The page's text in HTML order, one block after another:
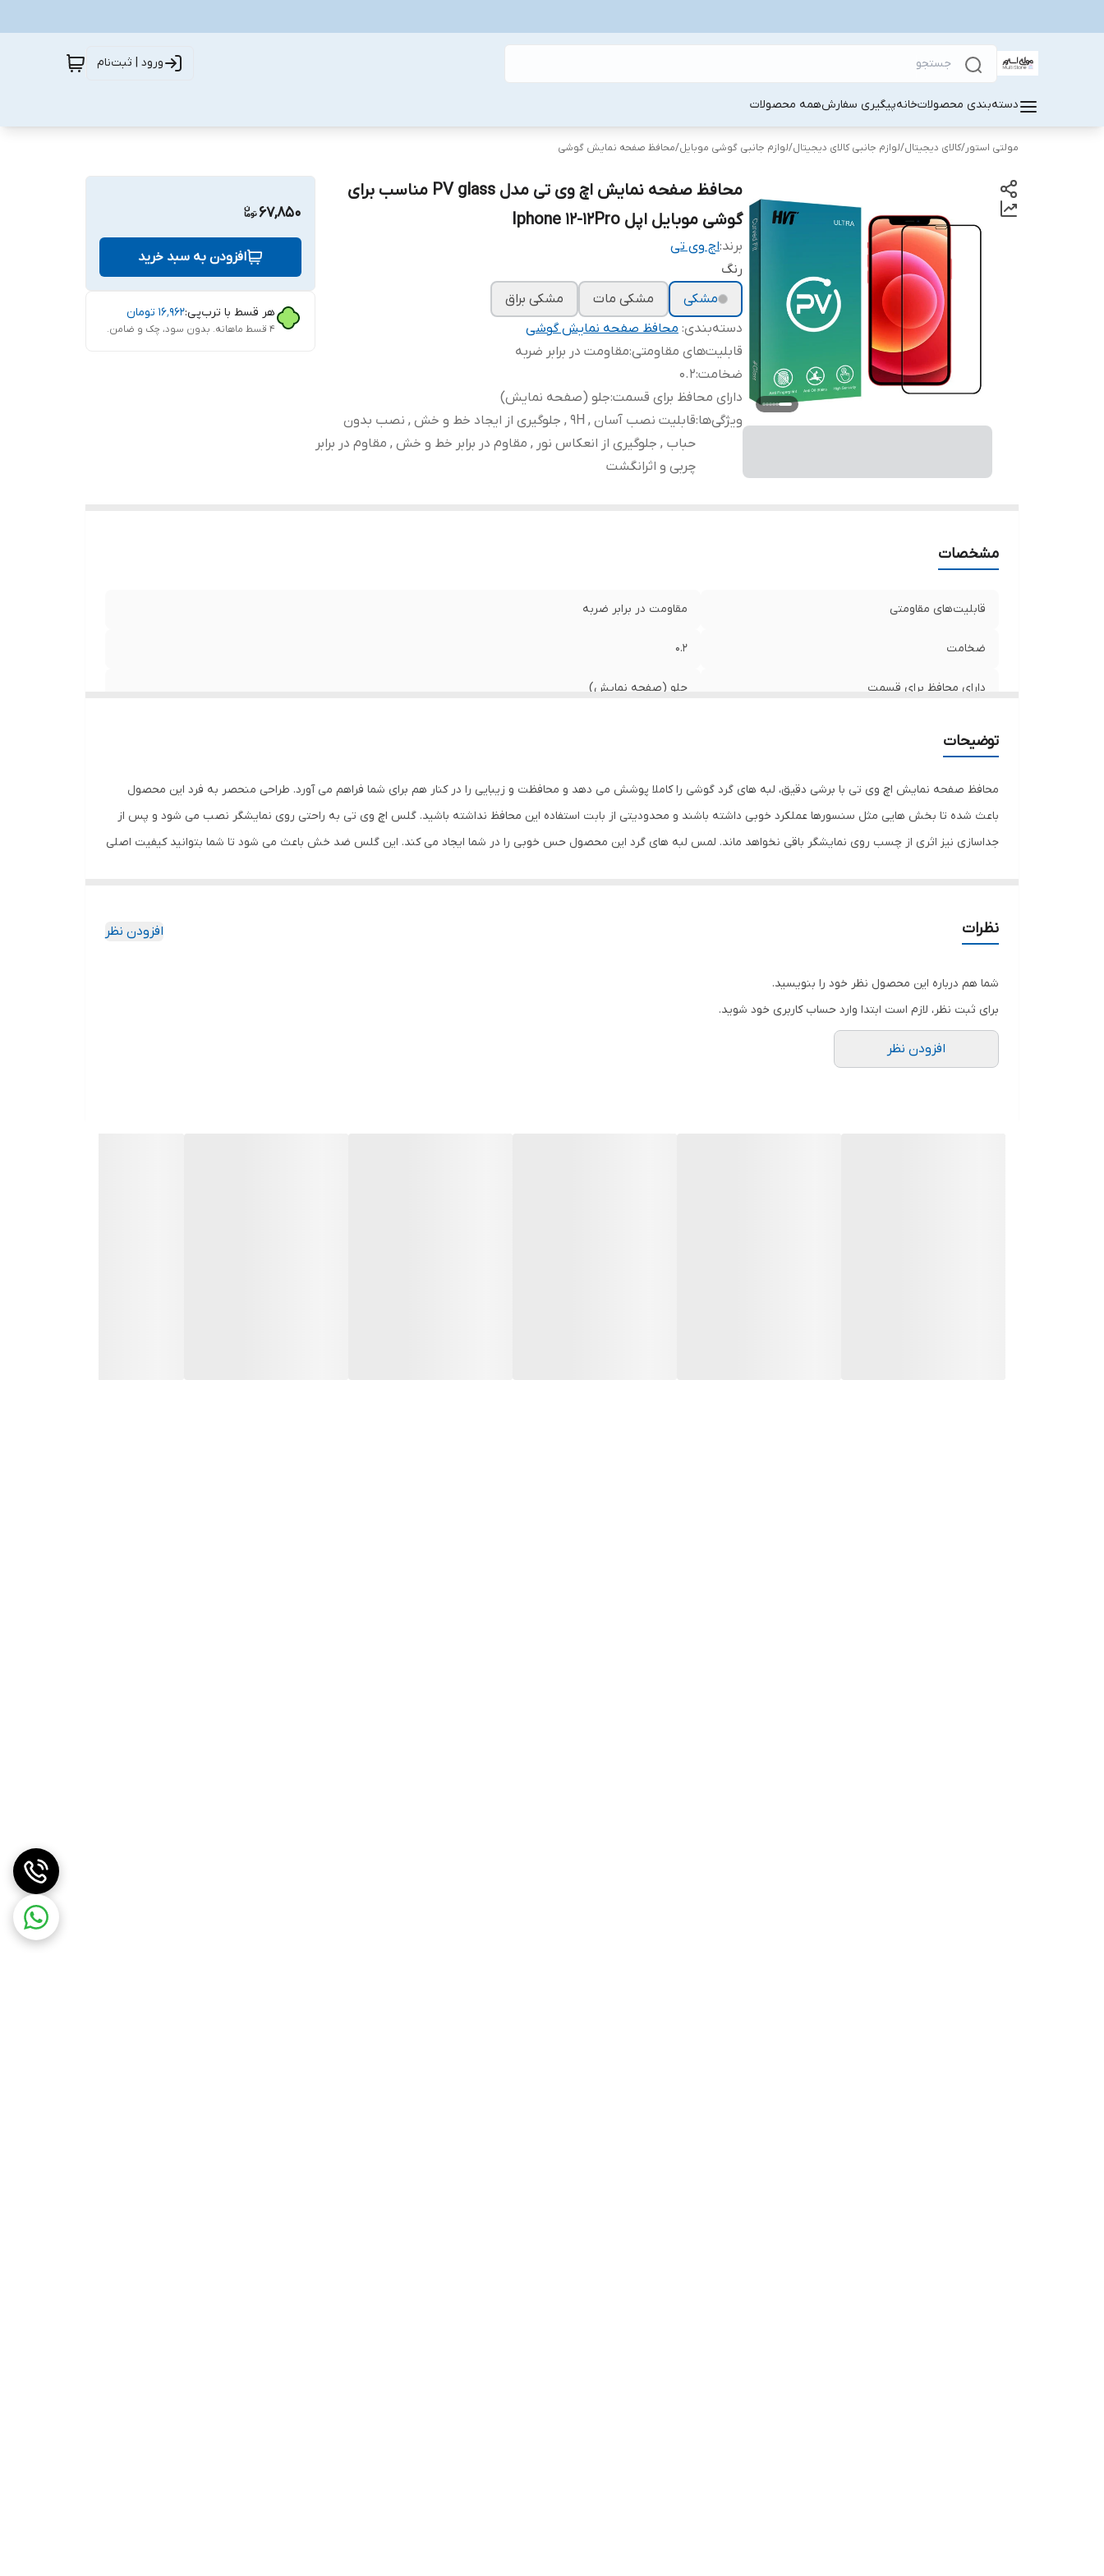
ورود | ثبت‌نام
دسته‌بندی محصولاتخانهپیگیری سفارشهمه محصولات
مولتی استور/کالای دیجیتال/لوازم جانبی کالای دیجیتال/لوازم جانبی گوشی موبایل/محافظ صفحه نمایش گوشی
محافظ صفحه نمایش اچ وی تی مدل PV glass مناسب برای
گوشی موبایل اپل Iphone 12-12Pro
برند:اچ وی تی
رنگ
مشکی
مشکی مات
مشکی براق
دسته‌بندی: محافظ صفحه نمایش گوشی
قابلیت‌های مقاومتی:مقاومت در برابر ضربه
ضخامت:
0.2
دارای محافظ برای قسمت:جلو (صفحه نمایش)
ویژگی‌ها:
قابلیت نصب آسان , 9H , جلوگیری از ایجاد خط و خش , نصب بدون
حباب , جلوگیری از انعکاس نور , مقاوم در برابر خط و خش , مقاوم در برابر
چربی و اثرانگشت
67,850
افزودن به سبد خرید
هر قسط با ترب‌پی:۱۶٬۹۶۲ تومان
۴ قسط ماهانه. بدون سود، چک و ضامن.
مشخصات
قابلیت‌های مقاومتی مقاومت در برابر ضربه
ضخامت 0.2
دارای محافظ برای قسمت جلو (صفحه نمایش)
توضیحات
محافظ صفحه نمایش اچ وی تی با برشی دقیق، لبه های گرد گوشی را کاملا پوشش می دهد و محافظت و زیبایی را در کنار هم برای شما فراهم می آورد. طراحی منحصر به فرد این محصول
باعث شده تا بخش هایی مثل سنسورها عملکرد خوبی داشته باشند و محدودیتی از بابت استفاده این محافظ نداشته باشید. گلس اچ وی تی به راحتی روی نمایشگر نصب می شود و پس از
جداسازی نیز اثری از چسب روی نمایشگر باقی نخواهد ماند. لمس لبه های گرد این محصول حس خوبی را در شما ایجاد می کند. این گلس ضد خش باعث می شود تا شما بتوانید کیفیت اصلی
نظرات افزودن نظر
شما هم درباره این محصول نظر خود را بنویسید.
برای ثبت نظر، لازم است ابتدا وارد حساب کاربری خود شوید.
افزودن نظر